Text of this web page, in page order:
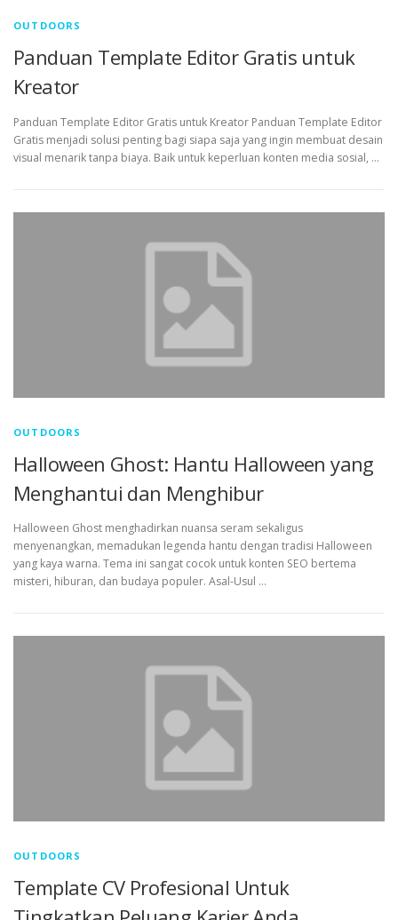
OUTDOORS
Panduan Template Editor Gratis untuk
Kreator
Panduan Template Editor Gratis untuk Kreator Panduan Template Editor
Gratis menjadi solusi penting bagi siapa saja yang ingin membuat desain
visual menarik tanpa biaya. Baik untuk keperluan konten media sosial, …
OUTDOORS
Halloween Ghost: Hantu Halloween yang
Menghantui dan Menghibur
Halloween Ghost menghadirkan nuansa seram sekaligus
menyenangkan, memadukan legenda hantu dengan tradisi Halloween
yang kaya warna. Tema ini sangat cocok untuk konten SEO bertema
misteri, hiburan, dan budaya populer. Asal-Usul …
OUTDOORS
Template CV Profesional Untuk